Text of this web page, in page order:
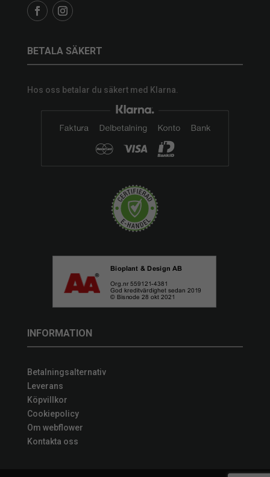
BETALA SÄKERT
Hos oss betalar du säkert med Klarna.
INFORMATION
Betalningsalternativ
Leverans
Köpvillkor
Cookiepolicy
Om webflower
Kontakta oss